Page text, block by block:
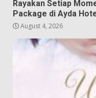
Rayakan Setiap
Package di Ayda
August 4, 2026